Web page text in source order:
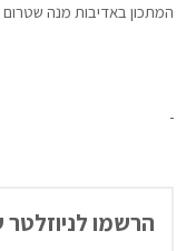
המתכון באדיבות מנה
הרשמו